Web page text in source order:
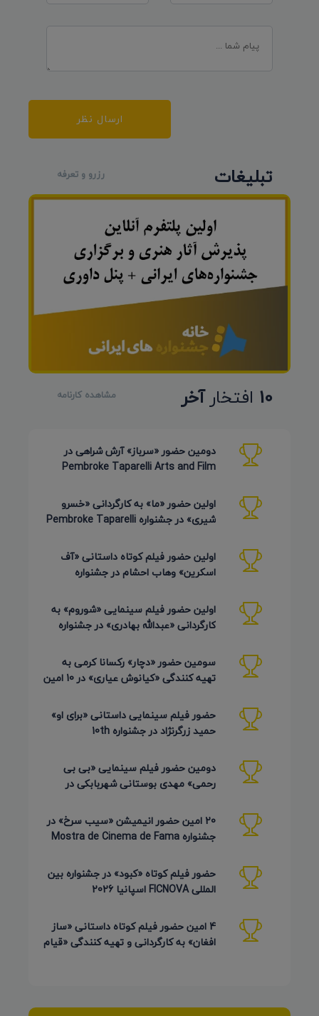
ارسال نظر
تبلیغات رزرو و تعرفه
10 افتخارآخر مشاهده کارنامه
دومین حضور «سرباز» آرش شراهی در
Pembroke Taparelli Arts and Film
اولین حضور «ما» به کارگردانی «خسرو
شیری» در جشنواره Pembroke Taparelli
اولین حضور فیلم کوتاه داستانی «آف
اسکرین» وهاب احشام در جشنواره
اولین حضور فیلم سینمایی «شوروم» به
کارگردانی «عبدالله بهادری» در جشنواره
سومین حضور «دچار» رکسانا کرمی به
تهیه کنندگی «کیانوش عیاری» در 10 امین
حضور فیلم سینمایی داستانی «برای او»
حمید زرگرنژاد در جشنواره 10th
دومین حضور فیلم سینمایی «بی بی
رحمی» مهدی بوستانی شهربابکی در
20 امین حضور انیمیشن «سیب سرخ» در
جشنواره Mostra de Cinema de Fama
حضور فیلم کوتاه «کبود» در جشنواره بین
المللی FICNOVA اسپانیا 2026
4 امین حضور فیلم کوتاه داستانی «ساز
افغان» به کارگردانی و تهیه کنندگی «قیام